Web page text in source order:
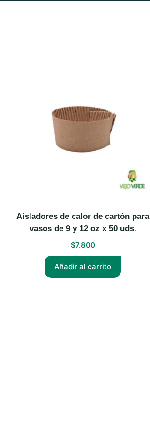
Aisladores de calor de cartón para
vasos de 9 y 12 oz x 50 uds.
$7.800
Añadir al carrito